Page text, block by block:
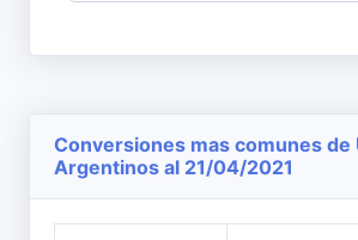
Conversiones mas comunes de
Argentinos al 21/04/2021